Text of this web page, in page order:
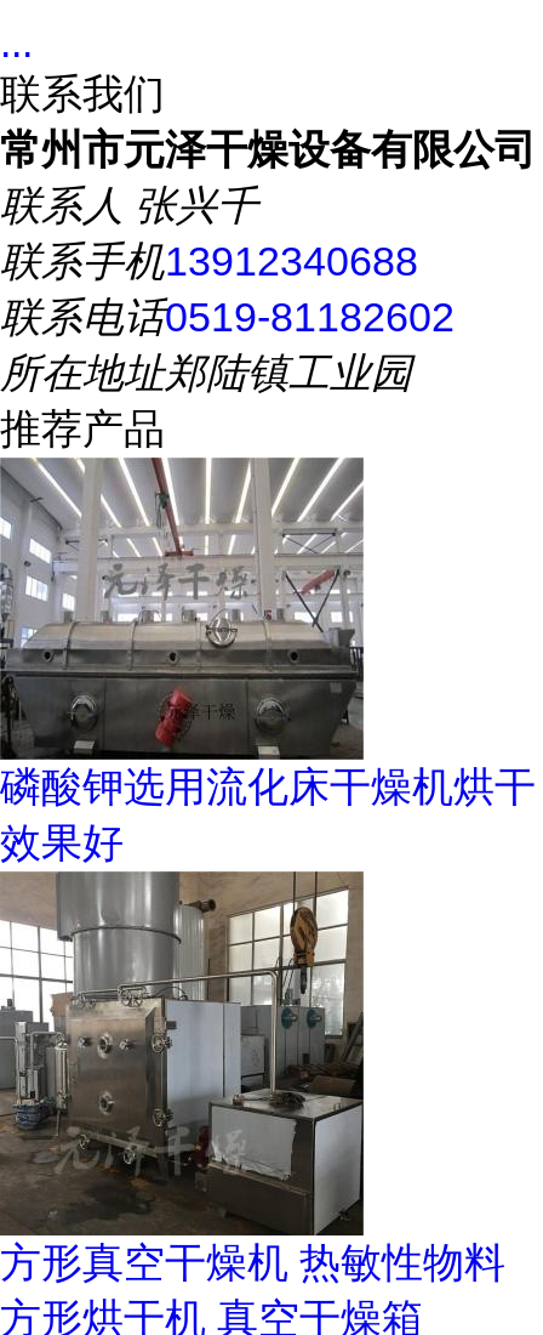
...
联系我们
常州市元泽干燥设备有限公司
联系人 张兴千
联系手机13912340688
联系电话0519-81182602
所在地址郑陆镇工业园
推荐产品
磷酸钾选用流化床干燥机烘干
效果好
方形真空干燥机 热敏性物料
方形烘干机 真空干燥箱